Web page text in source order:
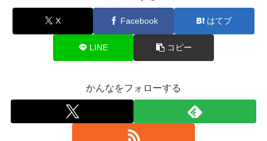
X Facebook はてブ
LINE コピー
かんなをフォローする